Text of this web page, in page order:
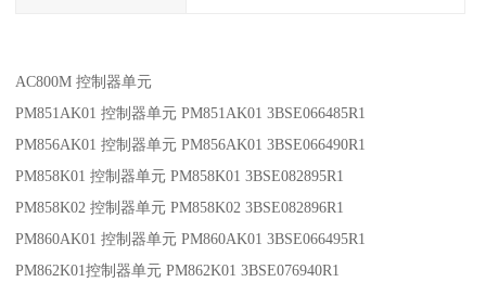
AC800M 控制器单元
PM851AK01 控制器单元 PM851AK01 3BSE066485R1
PM856AK01 控制器单元 PM856AK01 3BSE066490R1
PM858K01 控制器单元 PM858K01 3BSE082895R1
PM858K02 控制器单元 PM858K02 3BSE082896R1
PM860AK01 控制器单元 PM860AK01 3BSE066495R1
PM862K01控制器单元 PM862K01 3BSE076940R1